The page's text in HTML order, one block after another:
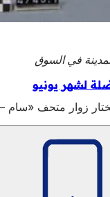
في السوق
لشهر يونيو
متحف «سام – متحف